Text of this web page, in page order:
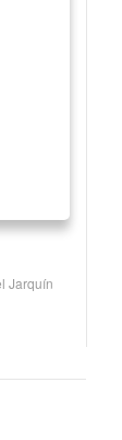
Jarquín